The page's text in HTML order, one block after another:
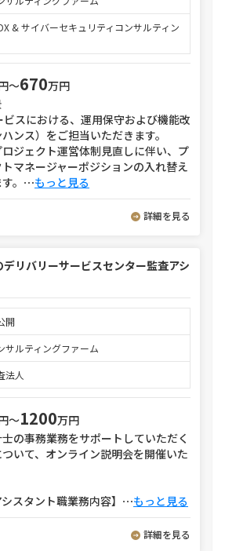
& サイバーセキュリティコンサルティン
〜670万円
スにおける、運用保守および機能改
ンス）をご担当いただきます。
ジェクト運営体制見直しに伴い、プ
マネージャーポジションの入れ替え
。 ⋯もっと見る
詳細を見る
リバリーサービスセンター監査アシ
開
サルティングファーム
法人
〜1200万円
の事務業務をサポートしていただく
いて、オンライン説明会を開催いた
シスタント職業務内容】 ⋯もっと見る
詳細を見る